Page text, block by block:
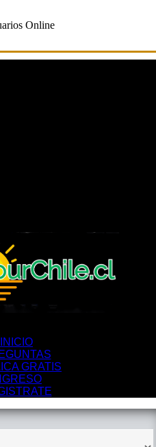
Online
INICIO
GRATIS